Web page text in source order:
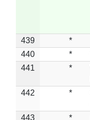
439 *
440
*
441
*
442
*
443
*